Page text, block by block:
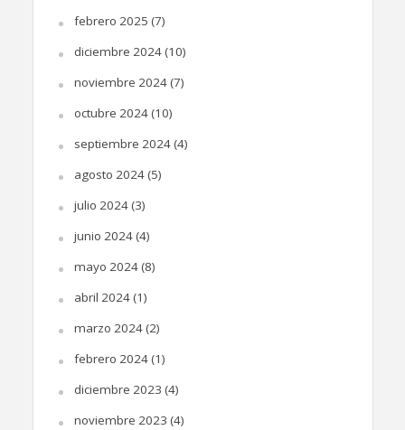
febrero 2025 (7)
diciembre 2024(10)
noviembre 2024(7)
octubre 2024(10)
septiembre 2024(4)
agosto 2024(5)
julio 2024(3)
junio 2024(4)
mayo 2024(8)
abril 2024(1)
marzo 2024(2)
febrero 2024(1)
diciembre 2023 (4)
noviembre 2023 (4)